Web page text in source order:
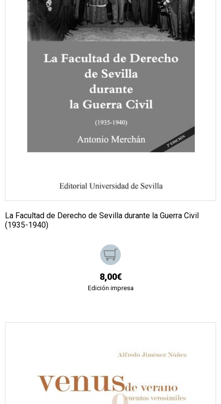
La Facultad de Derecho de Sevilla durante la Guerra Civil
(1935-1940)
8,00€
Edición impresa